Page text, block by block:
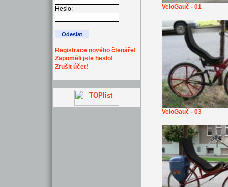
Heslo:
Registrace nového čtenáře!
Zapoměli jste heslo!
Zrušit účet!
VeloGauč - 01
VeloGauč - 03